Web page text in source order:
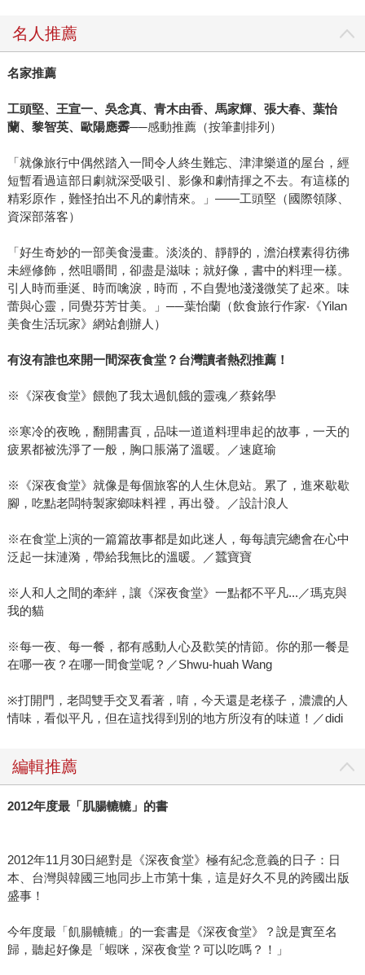
名人推薦
名家推薦
工頭堅、王宣一、吳念真、青木由香、馬家輝、張大春、葉怡
蘭、黎智英、歐陽應霽──感動推薦（按筆劃排列）
「就像旅行中偶然踏入一間令人終生難忘、津津樂道的屋台，經
短暫看過這部日劇就深受吸引、影像和劇情揮之不去。有這樣的
精彩原作，難怪拍出不凡的劇情來。」——工頭堅（國際領隊、
資深部落客）
「好生奇妙的一部美食漫畫。淡淡的、靜靜的，澹泊樸素得彷彿
未經修飾，然咀嚼間，卻盡是滋味；就好像，書中的料理一樣。
引人時而垂涎、時而噙淚，時而，不自覺地淺淺微笑了起來。味
蕾與心靈，同覺芬芳甘美。」──葉怡蘭（飲食旅行作家‧《Yilan
美食生活玩家》網站創辦人）
有沒有誰也來開一間深夜食堂？台灣讀者熱烈推薦！
※《深夜食堂》餵飽了我太過飢餓的靈魂／蔡銘學
※寒冷的夜晚，翻開書頁，品味一道道料理串起的故事，一天的
疲累都被洗淨了一般，胸口脹滿了溫暖。／速庭瑜
※《深夜食堂》就像是每個旅客的人生休息站。累了，進來歇歇
腳，吃點老闆特製家鄉味料裡，再出發。／設計浪人
※在食堂上演的一篇篇故事都是如此迷人，每每讀完總會在心中
泛起一抹漣漪，帶給我無比的溫暖。／蠶寶寶
※人和人之間的牽絆，讓《深夜食堂》一點都不平凡...／瑪克與
我的貓
※每一夜、每一餐，都有感動人心及歡笑的情節。你的那一餐是
在哪一夜？在哪一間食堂呢？／Shwu-huah Wang
※打開門，老闆雙手交叉看著，唷，今天還是老樣子，濃濃的人
情味，看似平凡，但在這找得到別的地方所沒有的味道！／didi
編輯推薦
2012年度最「肌腸轆轆」的書
2012年11月30日絕對是《深夜食堂》極有紀念意義的日子：日
本、台灣與韓國三地同步上市第十集，這是好久不見的跨國出版
盛事！
今年度最「飢腸轆轆」的一套書是《深夜食堂》？說是實至名
歸，聽起好像是「蝦咪，深夜食堂？可以吃嗎？！」